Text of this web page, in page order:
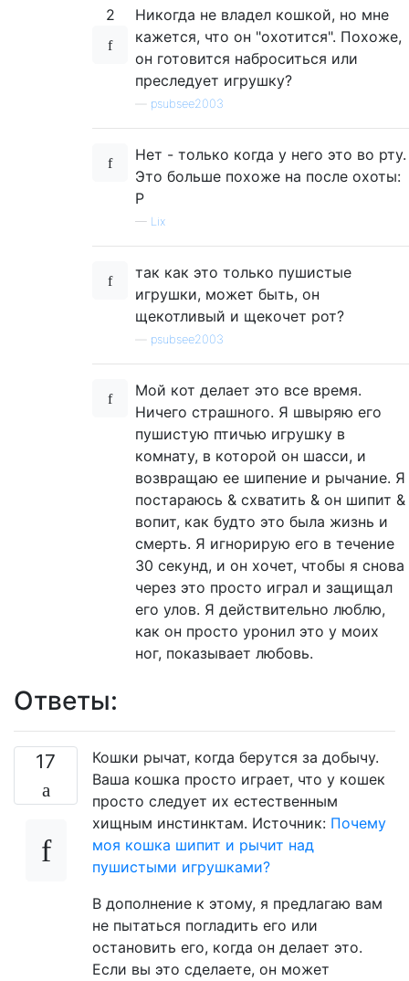
2
Никогда не владел кошкой, но мне
кажется, что он "охотится". Похоже,
он готовится наброситься или
преследует игрушку?
psubsee2003
Нет - только когда у него это во рту.
Это больше похоже на после охоты:
P
— Lix
так как это только пушистые
игрушки, может быть, он
щекотливый и щекочет рот?
psubsee2003
Мой кот делает это все время.
Ничего страшного. Я швыряю его
пушистую птичью игрушку в
комнату, в которой он шасси, и
возвращаю ее шипение и рычание. Я
постараюсь & схватить & он шипит &
вопит, как будто это была жизнь и
смерть. Я игнорирую его в течение
30 секунд, и он хочет, чтобы я снова
через это просто играл и защищал
его улов. Я действительно люблю,
как он просто уронил это у моих
ног, показывает любовь.
Ответы:
17
Кошки рычат, когда берутся за добычу.
Ваша кошка просто играет, что у кошек
просто следует их естественным
хищным инстинктам. Источник: Почему
моя кошка шипит и рычит над
пушистыми игрушками?
В дополнение к этому, я предлагаю вам
не пытаться погладить его или
остановить его, когда он делает это.
Если вы это сделаете, он может